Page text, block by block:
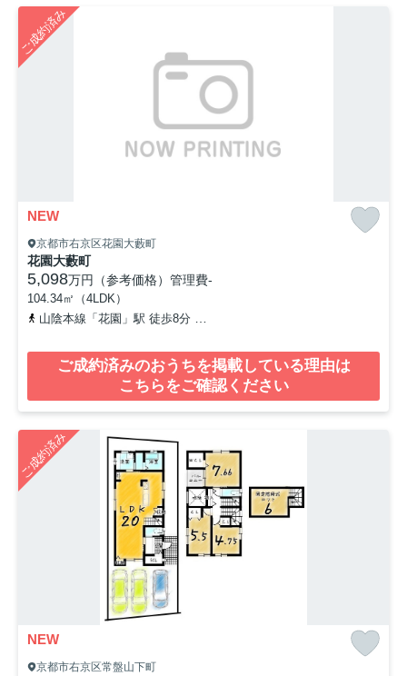
ご成約済み
NEW
京都市右京区花園大藪町
花園大藪町
5,098万円（参考価格） 管理費-
104.34㎡（4LDK）
山陰本線「花園」駅 徒歩8分
ご成約済みのおうちを掲載している理由は
こちらをご確認ください
ご成約済み
NEW
京都市右京区常盤山下町